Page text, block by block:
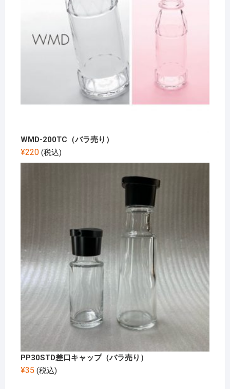
WMD-200TC（バラ売り）
¥220 (税込)
PP30STD差口キャップ（バラ売り）
¥35 (税込)